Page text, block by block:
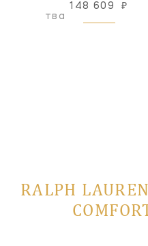
148 609 ₽
RALPH